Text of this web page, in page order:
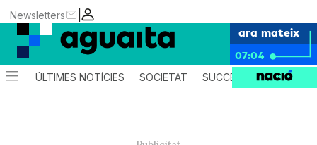
|
Newsletters
ara mateix
07:04
ÚLTIMES NOTÍCIES SOCIETAT SUCCESSOS AGENDA